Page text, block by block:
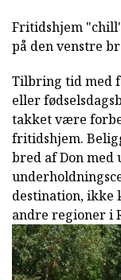
Fritidshjem
på den venstre
Tilbring tid med
eller
takket være
fritidshjem.
bred af Don med
destination, ikke
andre regioner i